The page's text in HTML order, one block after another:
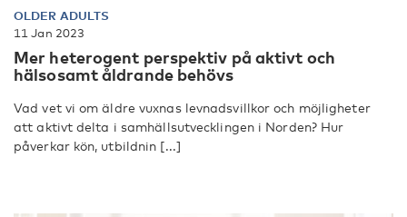
OLDER ADULTS
11 Jan 2023
Mer heterogent perspektiv på aktivt och
hälsosamt åldrande behövs
Vad vet vi om äldre vuxnas levnadsvillkor och möjligheter
att aktivt delta i samhällsutvecklingen i Norden? Hur
påverkar kön, utbildnin [...]